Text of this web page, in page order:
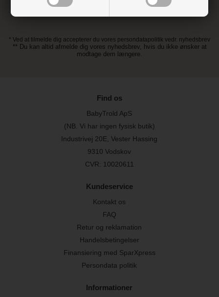
* Ved at tilmelde dig accepterer du vores persondatapolitik vedr. nyhedsbrev
** Du kan altid afmelde dig vores nyhedsbrev, hvis du ikke ønsker at
modtage dem længere.
Find os
BabyTrold ApS
(NB. Vi har ingen fysisk butik)
Industrivej 20E, Vester Hassing
9310 Vodskov
CVR: 10020611
Kundeservice
Kontakt os
FAQ
Retur og reklamation
Handelsbetingelser
Finansiering med SparXpress
Persondata politik
Informationer